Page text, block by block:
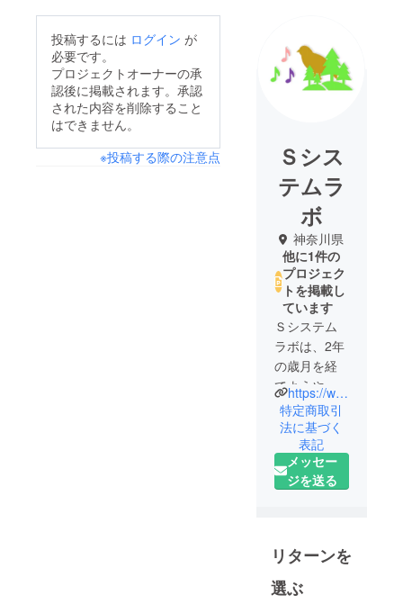
投稿するには ログイン が
必要です。
プロジェクトオーナーの承
認後に掲載されます。承認
された内容を削除すること
はできません。
※投稿する際の注意点
Ｓシス
テムラ
ボ
神奈川県
他に1件の
プロジェク
トを掲載し
ています
Ｓシステム
ラボは、2年
の歳月を経
てようやく
「サウンド
レーダー」
を誕生させ
ることがで
きました。
ります。
「楽しい音
や心地よい
https://www.s-systemlab.jp/
特定商取引
法に基づく
表記
メッセー
ジを送る
リターンを
選ぶ